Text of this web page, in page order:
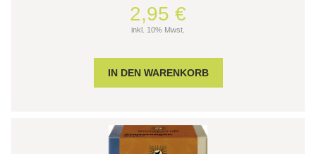
2,95 €
inkl. 10% Mwst.